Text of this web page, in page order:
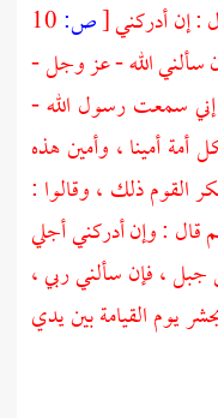
: إن أدركني[ص:10
سألني الله - عز وجل -
سمعت رسول الله -
أمينا ، وأمين هذه
القوم ذلك ، وقالوا :
قال : وإن أدركني أجلي
جبل ،فإن سألني ربي ،
يوم القيامة بين يدي